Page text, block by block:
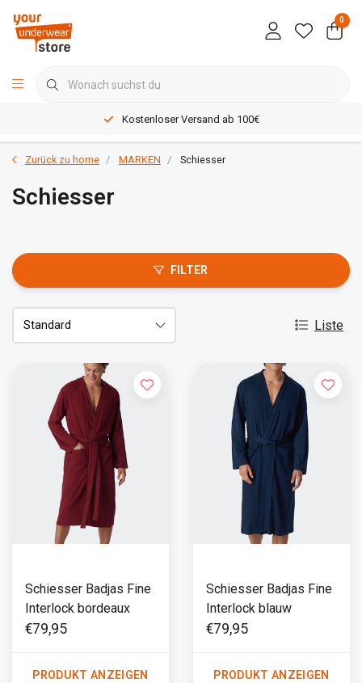
0
Kostenloser Versand ab 100€
Zurück zu home MARKEN Schiesser
Schiesser
FILTER
Liste
Schiesser Badjas Fine
Interlock bordeaux
€79,95
PRODUKT ANZEIGEN
Schiesser Badjas Fine
Interlock blauw
€79,95
PRODUKT ANZEIGEN